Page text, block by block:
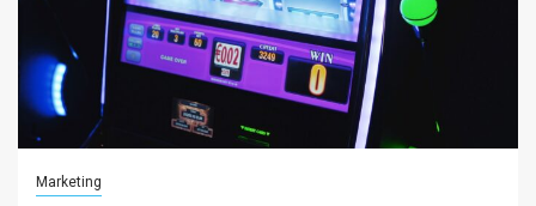
Marketing